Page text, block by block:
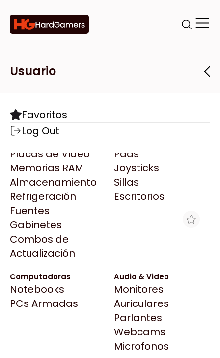
Categorías
Componentes
Motherboards
Microprocesadores
Placas de Video
Memorias RAM
Almacenamiento
Refrigeración
Fuentes
Gabinetes
Combos de
Actualización
Pads
Joysticks
Sillas
Escritorios
Computadoras
Notebooks
PCs Armadas
Audio & Video
Monitores
Auriculares
Parlantes
Webcams
Microfonos
Marcas
Todas las Marcas
AMD
AULA
Acer
Adata
AeroCool
Antec
Arkham
Asrock
BenQ
CX
Cooler Master
Tiendas
Destacadas
Todas las Tiendas
Usuario
Favoritos
Log Out
MEMORIA RAM UDIMM ADATA XPG
LANCER BLADE RGB WHITE 6000MHZ
$427.698
Ver producto en la página de Noxie Store